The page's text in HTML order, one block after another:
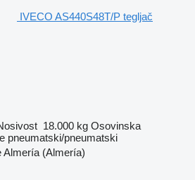
IVECO AS440S48T/P tegljač
18.000 kg Osovinska
pneumatski/pneumatski
Almería (Almería)